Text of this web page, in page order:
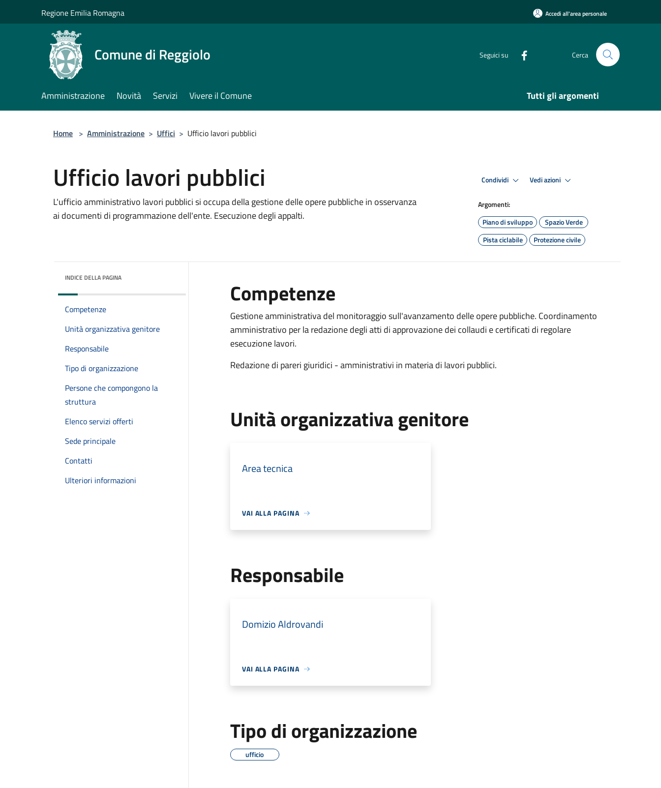
Regione Emilia Romagna Accedi all'area personale
Comune di Reggiolo Seguici su Cerca
Amministrazione Novità Servizi Vivere il Comune Tutti gli argomenti
Home > Amministrazione > Uffici > Ufficio lavori pubblici
Ufficio lavori pubblici
L'ufficio amministrativo lavori pubblici si occupa della gestione delle opere pubbliche in osservanza
ai documenti di programmazione dell'ente. Esecuzione degli appalti.
Condividi Vedi azioni
Argomenti:
Piano di sviluppo
Spazio Verde
Pista ciclabile
Protezione civile
INDICE DELLA PAGINA
Competenze
Unità organizzativa genitore
Responsabile
Tipo di organizzazione
Persone che compongono la
struttura
Elenco servizi offerti
Sede principale
Contatti
Ulteriori informazioni
Competenze
Gestione amministrativa del monitoraggio sull'avanzamento delle opere pubbliche. Coordinamento
amministrativo per la redazione degli atti di approvazione dei collaudi e certificati di regolare
esecuzione lavori.
Redazione di pareri giuridici - amministrativi in materia di lavori pubblici.
Unità organizzativa genitore
Area tecnica
VAI ALLA PAGINA
Responsabile
Domizio Aldrovandi
VAI ALLA PAGINA
Tipo di organizzazione
ufficio